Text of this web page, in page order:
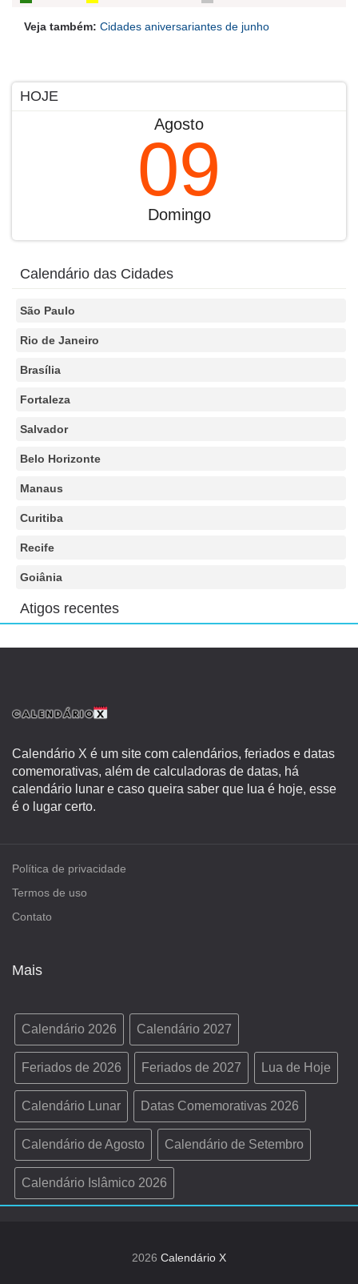
Veja também: Cidades aniversariantes de junho
HOJE
Agosto
09
Domingo
Calendário das Cidades
São Paulo
Rio de Janeiro
Brasília
Fortaleza
Salvador
Belo Horizonte
Manaus
Curitiba
Recife
Goiânia
Atigos recentes
Calendário X é um site com calendários, feriados e datas
comemorativas, além de calculadoras de datas, há
calendário lunar e caso queira saber que lua é hoje, esse
é o lugar certo.
Política de privacidade
Termos de uso
Contato
Mais
Calendário 2026 Calendário 2027
Feriados de 2026 Feriados de 2027 Lua de Hoje
Calendário Lunar Datas Comemorativas 2026
Calendário de Agosto Calendário de Setembro
Calendário Islâmico 2026
2026 Calendário X